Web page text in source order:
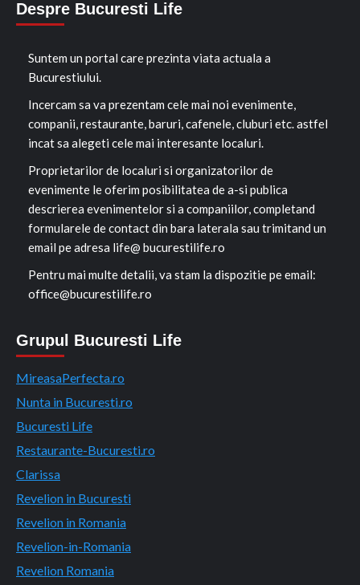
Despre Bucuresti Life
Suntem un portal care prezinta viata actuala a
Bucurestiului.
Incercam sa va prezentam cele mai noi evenimente,
companii, restaurante, baruri, cafenele, cluburi etc. astfel
incat sa alegeti cele mai interesante localuri.
Proprietarilor de localuri si organizatorilor de
evenimente le oferim posibilitatea de a-si publica
descrierea evenimentelor si a companiilor, completand
formularele de contact din bara laterala sau trimitand un
email pe adresa life@ bucurestilife.ro
Pentru mai multe detalii, va stam la dispozitie pe email:
office@bucurestilife.ro
Grupul Bucuresti Life
MireasaPerfecta.ro
Nunta in Bucuresti.ro
Bucuresti Life
Restaurante-Bucuresti.ro
Clarissa
Revelion in Bucuresti
Revelion in Romania
Revelion-in-Romania
Revelion Romania